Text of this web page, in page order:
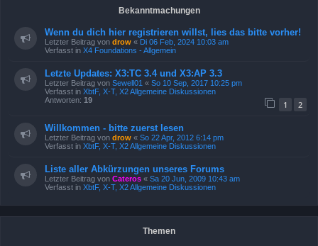
Bekanntmachungen
Wenn du dich hier registrieren willst, lies das bitte vorher!
Letzter Beitrag von drow « Di 06 Feb, 2024 10:03 am
Verfasst in X4 Foundations - Allgemein
Letzte Updates: X3:TC 3.4 und X3:AP 3.3
Letzter Beitrag von Sewell01 « So 10 Sep, 2017 10:25 pm
Verfasst in XbtF, X-T, X2 Allgemeine Diskussionen
Antworten: 19 1 2
Willkommen - bitte zuerst lesen
Letzter Beitrag von drow « So 22 Apr, 2012 6:14 pm
Verfasst in XbtF, X-T, X2 Allgemeine Diskussionen
Liste aller Abkürzungen unseres Forums
Letzter Beitrag von Cateros « Sa 20 Jun, 2009 10:43 am
Verfasst in XbtF, X-T, X2 Allgemeine Diskussionen
Themen